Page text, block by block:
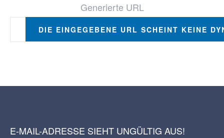
Generierte URL
DIE EINGEGEBENE URL SCHEINT KEINE
E-MAIL-ADRESSE SIEHT UNGÜLTIG AUS!